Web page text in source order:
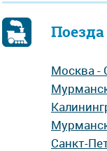
Москва -
Санкт-